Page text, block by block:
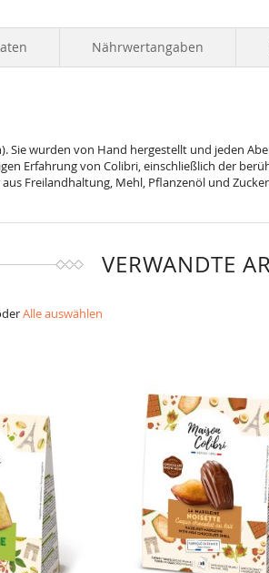
Sie wurden von Hand hergestellt und jeden
Erfahrung von Colibri, einschließlich der
Freilandhaltung, Mehl, Pflanzenöl und
Nährwertangaben
VERWANDTE
Alle auswählen